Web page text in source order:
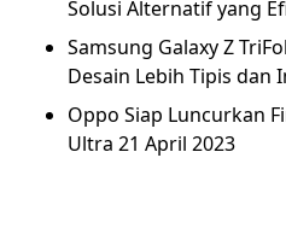
Solusi Alternatif yang
Samsung Galaxy Z
Desain Lebih Tipis dan
Oppo Siap Luncurkan
Ultra 21 April 2023